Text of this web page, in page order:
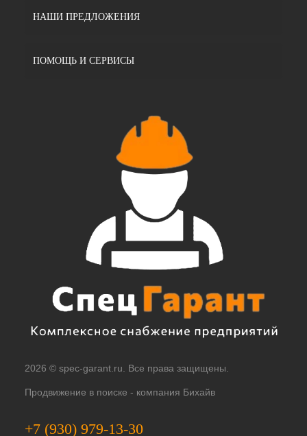
НАШИ ПРЕДЛОЖЕНИЯ
ПОМОЩЬ И СЕРВИСЫ
2026 © spec-garant.ru. Все права защищены.
Продвижение в поиске - компания Бихайв
+7 (930) 979-13-30